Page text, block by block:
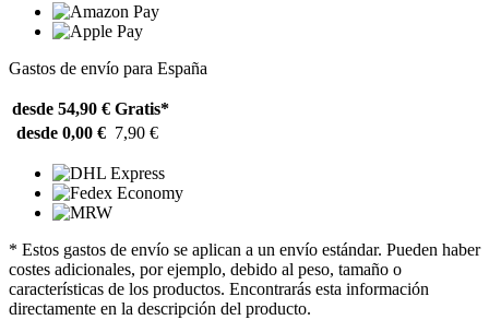
Gastos de envío para España
desde 54,90 € Gratis*
desde 0,00 € 7,90 €
* Estos gastos de envío se aplican a un envío estándar. Pueden haber
costes adicionales, por ejemplo, debido al peso, tamaño o
características de los productos. Encontrarás esta información
directamente en la descripción del producto.